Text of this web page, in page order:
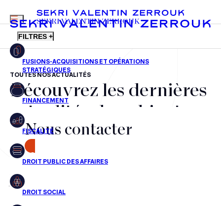
FR EN
MENU
SEKRI VALENTIN ZERROUK
FILTRES +
Fusions-acquisitions et opérations stratégiques
Financement
Fiscalité
Droit public des affaires
Droit social
TOUTES NOS ACTUALITÉS
Découvrez les dernières
actualités du cabinet,
nos récompenses et nos
transactions, jour après
jour
Nous contacter